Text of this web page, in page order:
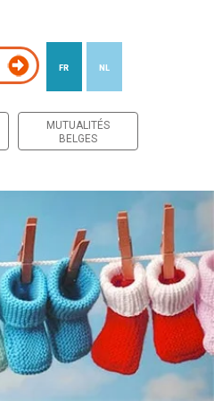
FR NL
MUTUALITÉS
BELGES